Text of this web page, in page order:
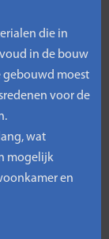
die in
in de bouw
gebouwd moest
voor de
wat
mogelijk
en